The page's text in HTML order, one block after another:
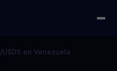
/USDS en Venezuela